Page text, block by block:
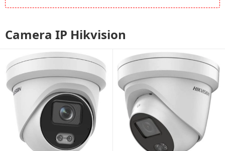
Camera IP Hikvision